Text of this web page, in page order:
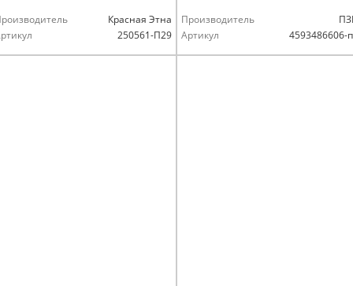
Красная Этна
250561-П29
Производитель
Артикул
4593486606-